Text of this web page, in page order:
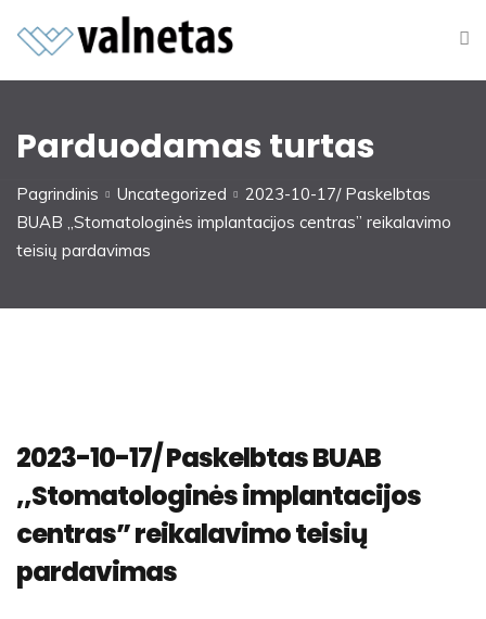
Parduodamas turtas
Pagrindinis Uncategorized
2023-10-17/ Paskelbtas
BUAB ,,Stomatologinės implantacijos centras” reikalavimo
teisių pardavimas
2023-10-17/ Paskelbtas BUAB
,,Stomatologinės implantacijos
centras” reikalavimo teisių
pardavimas